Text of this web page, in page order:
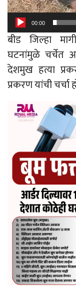
00:00
बीड जिल्हा
घटनांमुळे चर्चेत
देशमुख हत्या
प्रकरण यांची